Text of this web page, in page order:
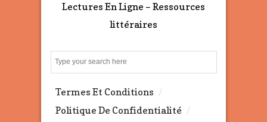
Lectures En Ligne – Ressources
littéraires
e
Termes Et Conditions
Politique De Confidentialité